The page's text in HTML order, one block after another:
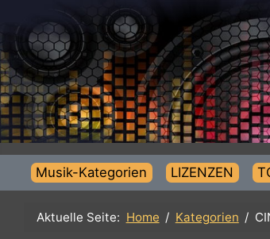
Musik-Kategorien LIZENZEN
Aktuelle Seite:Home Kategorien